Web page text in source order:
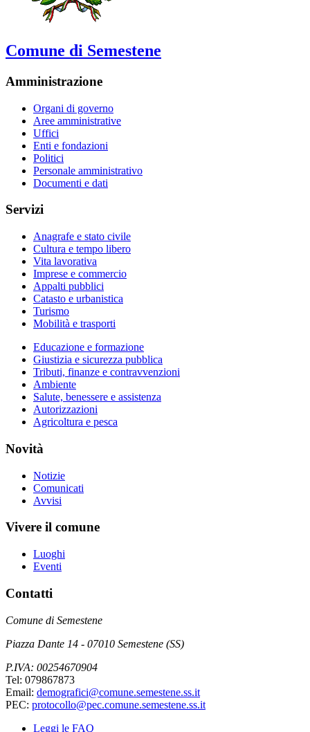
Comune di Semestene
Amministrazione
Organi di governo
Aree amministrative
Uffici
Enti e fondazioni
Politici
Personale amministrativo
Documenti e dati
Servizi
Anagrafe e stato civile
Cultura e tempo libero
Vita lavorativa
Imprese e commercio
Appalti pubblici
Catasto e urbanistica
Turismo
Mobilità e trasporti
Educazione e formazione
Giustizia e sicurezza pubblica
Tributi, finanze e contravvenzioni
Ambiente
Salute, benessere e assistenza
Autorizzazioni
Agricoltura e pesca
Novità
Notizie
Comunicati
Avvisi
Vivere il comune
Luoghi
Eventi
Contatti
Comune di Semestene
Piazza Dante 14 - 07010 Semestene (SS)
P.IVA: 00254670904
Tel: 079867873
Email: demografici@comune.semestene.ss.it
PEC: protocollo@pec.comune.semestene.ss.it
Leggi le FAQ